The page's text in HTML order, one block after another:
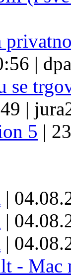
|
se
|
5 |
|
|
|
- Mac